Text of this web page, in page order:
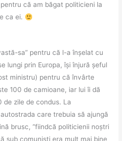
că am băgat politicieni la
ca ei.
sa” pentru că l-a înșelat cu
lungi prin Europa, își înjură șeful
ministru) pentru că învârte
100 de camioane, iar lui îi dă
zile de condus. La
care trebuia să ajungă
brusc, ”fiindcă politicienii noștri
sub comuniști era mult mai bine